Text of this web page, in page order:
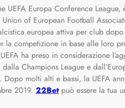
UEFA Europa Conference
of European Football
europea attiva per club dopo
la competizione in base alle loro
ha preso in considerazione
Champions League e
molti alti e bassi, la UEFA
2019. 22Bet può essere la tua